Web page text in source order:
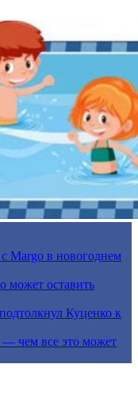
Margo в новогоднем
может оставить
Куценко к
— чем все это может